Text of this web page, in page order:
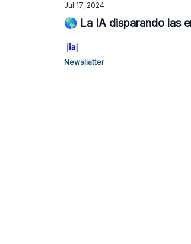
Jul 17, 2024
🌎 La IA disparando las
Newsliatter